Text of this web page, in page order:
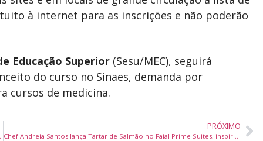
à internet para as inscrições e não poderão
Educação Superior (Sesu/MEC), seguirá
do curso no Sinaes, demanda por
cursos de medicina.
que valorizam quase 200%
PRÓXIMO
Chef Andreia Santos lança Tartar de Salmão no Faial Prime Suites, inspirado na primavera